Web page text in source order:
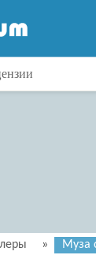
» Муза